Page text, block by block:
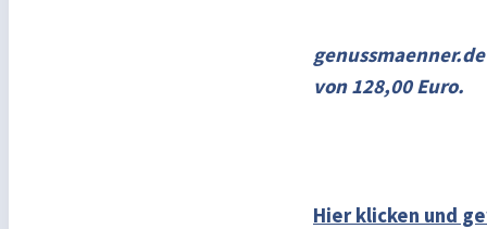
von 128,00 Euro.
Hier klicken und